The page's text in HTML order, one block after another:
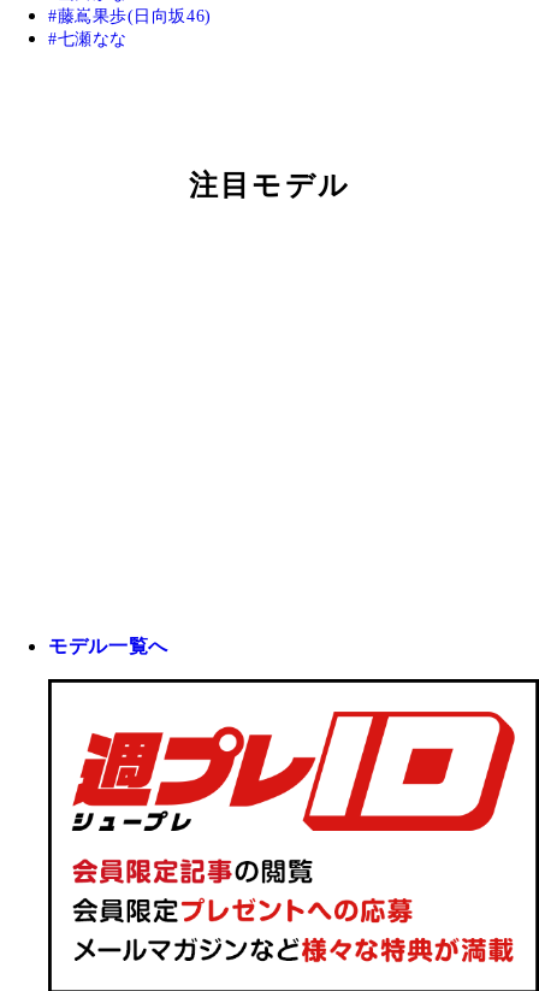
藤嶌果歩(日向坂46)
七瀬なな
注目モデル
モデル一覧へ